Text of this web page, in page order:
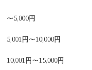
～5,000円
5,001円～10,000円
10,001円～15,000円